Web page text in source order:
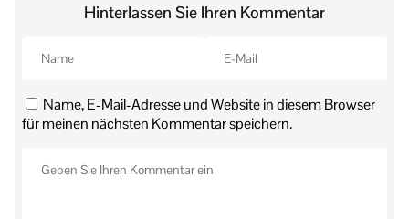
Hinterlassen Sie Ihren Kommentar
Name, E-Mail-Adresse und Website in diesem Browser
für meinen nächsten Kommentar speichern.